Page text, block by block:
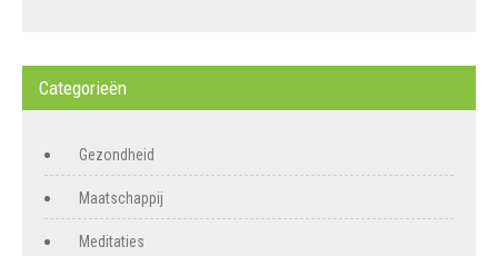
Categorieën
Gezondheid
Maatschappij
Meditaties